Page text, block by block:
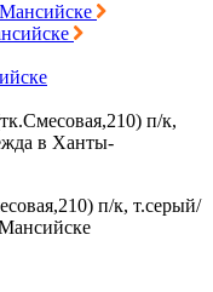
п/к,
в Ханты-
п/к, т.серый/